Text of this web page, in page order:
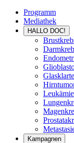
Programm
Mediathek
HALLO DOC!
Leukämie
Kampagnen